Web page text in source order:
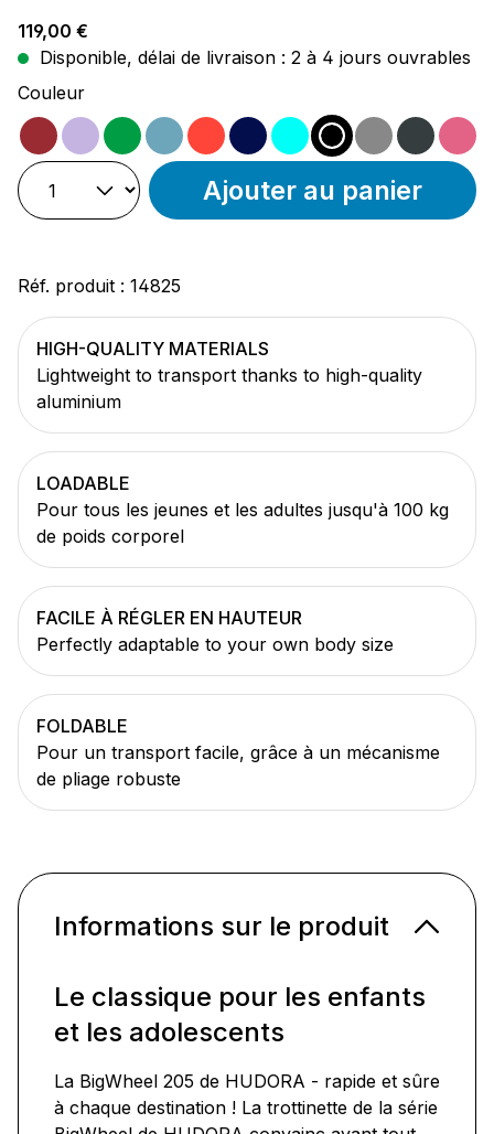
Prix régulier :
119,00 €
Disponible, délai de livraison : 2 à 4 jours ouvrables
Sélectionnez
Couleur
magenta
violetvertoceanrougenoir/bleu
turquoise
noirgris
Ajouter au panier
Réf. produit : 14825
HIGH-QUALITY MATERIALS
Lightweight to transport thanks to high-quality
aluminium
LOADABLE
Pour tous les jeunes et les adultes jusqu'à 100 kg
de poids corporel
FACILE À RÉGLER EN HAUTEUR
Perfectly adaptable to your own body size
FOLDABLE
Pour un transport facile, grâce à un mécanisme
de pliage robuste
Informations sur le produit
Le classique pour les enfants
et les adolescents
La BigWheel 205 de HUDORA - rapide et sûre
à chaque destination ! La trottinette de la série